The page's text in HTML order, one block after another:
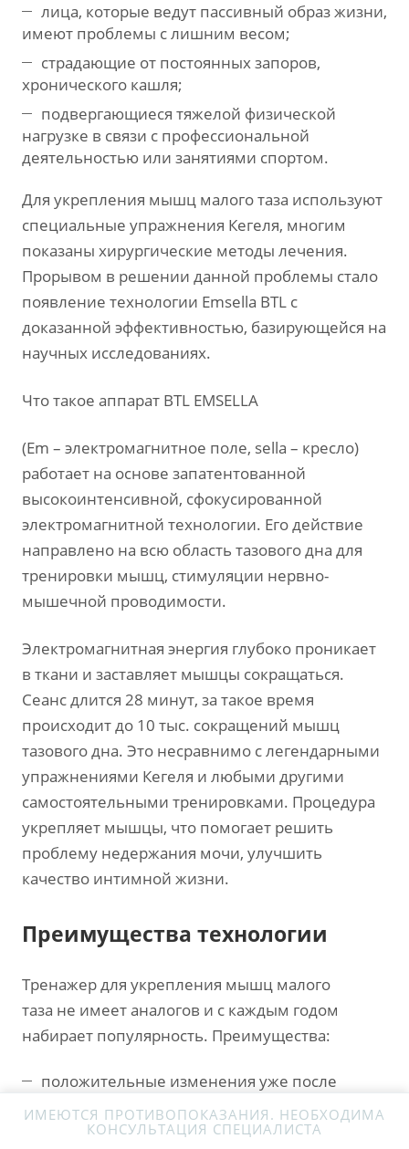
лица, которые ведут пассивный образ жизни,
имеют проблемы с лишним весом;
страдающие от постоянных запоров,
хронического кашля;
подвергающиеся тяжелой физической
нагрузке в связи с профессиональной
деятельностью или занятиями спортом.
Для укрепления мышц малого таза используют
специальные упражнения Кегеля, многим
показаны хирургические методы лечения.
Прорывом в решении данной проблемы стало
появление технологии Emsella BTL с
доказанной эффективностью, базирующейся на
научных исследованиях.
Что такое аппарат BTL EMSELLA
(Em – электромагнитное поле, sella – кресло)
работает на основе запатентованной
высокоинтенсивной, сфокусированной
электромагнитной технологии. Его действие
направлено на всю область тазового дна для
тренировки мышц, стимуляции нервно-
мышечной проводимости.
Электромагнитная энергия глубоко проникает
в ткани и заставляет мышцы сокращаться.
Сеанс длится 28 минут, за такое время
происходит до 10 тыс. сокращений мышц
тазового дна. Это несравнимо с легендарными
упражнениями Кегеля и любыми другими
самостоятельными тренировками. Процедура
укрепляет мышцы, что помогает решить
проблему недержания мочи, улучшить
качество интимной жизни.
Преимущества технологии
Тренажер для укрепления мышц малого
таза не имеет аналогов и с каждым годом
набирает популярность. Преимущества:
положительные изменения уже после
процедура занимает всего 28 минут;
ИМЕЮТСЯ ПРОТИВОПОКАЗАНИЯ. НЕОБХОДИМА
КОНСУЛЬТАЦИЯ СПЕЦИАЛИСТА